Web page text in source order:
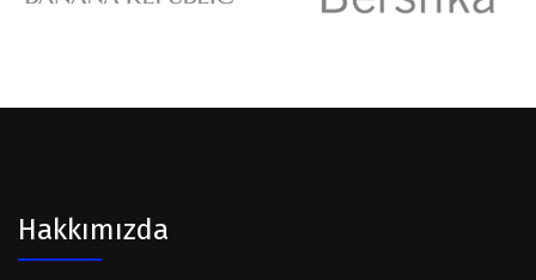
Hakkımızda